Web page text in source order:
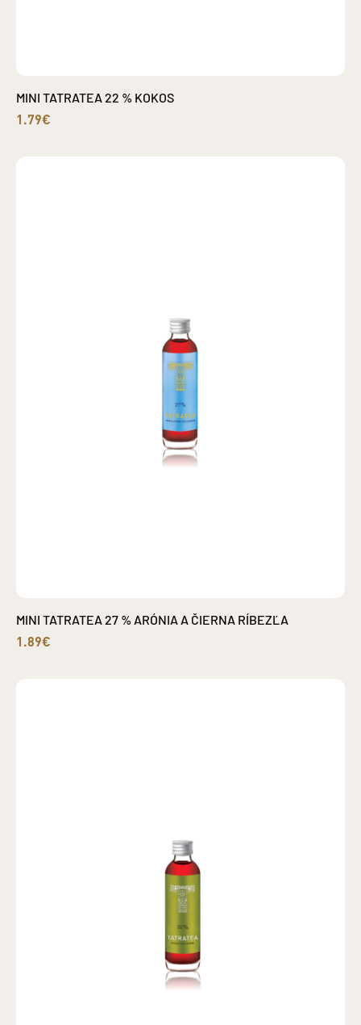
MINI TATRATEA 22 % KOKOS
1.79€
MINI TATRATEA 27 % ARÓNIA A ČIERNA RÍBEZĽA
1.89€